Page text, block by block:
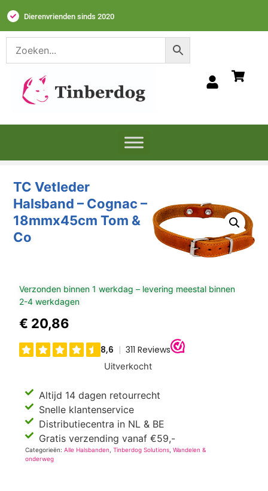
Dierenvrienden sinds 2020
TC Vetleder
Halsband – Cognac –
18mmx45cm Tom &
Co
Verzonden binnen 1 werkdag – levering meestal binnen
2-4 werkdagen
€ 20,86
Uitverkocht
Altijd 14 dagen retourrecht
Snelle klantenservice
Distributiecentra in NL & BE
Gratis verzending vanaf €59,-
Categorieën:Alle Halsbanden ,Tinberdog Solutions ,Wandelen &
onderweg